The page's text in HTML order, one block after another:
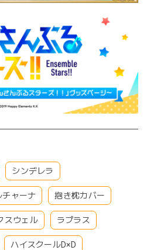
シンデレラ
チャーナ 抱き枕カバー
スウェル ラプラス
ハイスクールD×D